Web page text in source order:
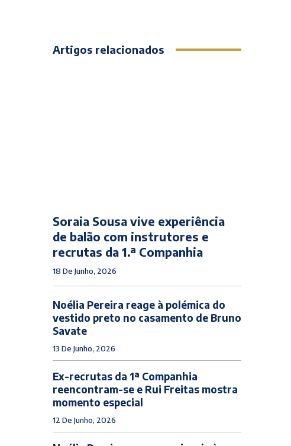
Artigos relacionados
Soraia Sousa vive experiência
de balão com instrutores e
recrutas da 1.ª Companhia
18 De Junho, 2026
Noélia Pereira reage à polémica do
vestido preto no casamento de Bruno
Savate
13 De Junho, 2026
Ex-recrutas da 1ª Companhia
reencontram-se e Rui Freitas mostra
momento especial
12 De Junho, 2026